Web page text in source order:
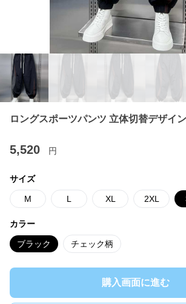
ロングスポーツパンツ 立体切替デザイ
5,520 円
サイズ
M L XL 2XL
カラー
ブラック チェック柄
購入画面に進む